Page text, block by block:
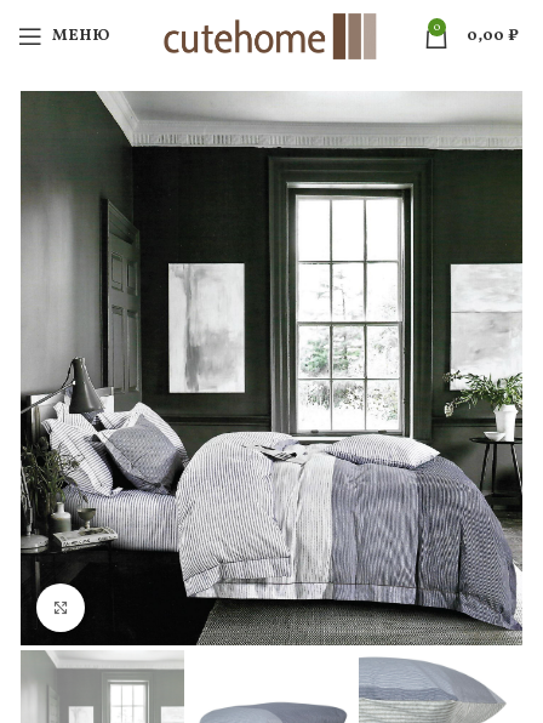
МЕНЮ 0 0,00 ₽
Нажмите, чтобы увеличить